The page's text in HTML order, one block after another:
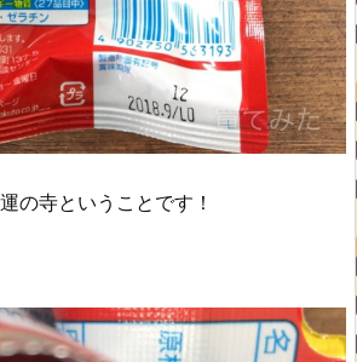
の寺ということです！